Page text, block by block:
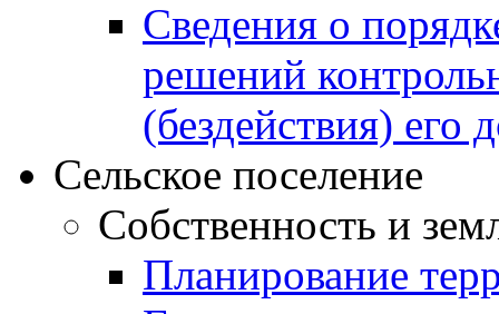
Сведения о
решений
(бездействия) его
Сельское поселение
Собственность и
Планирование